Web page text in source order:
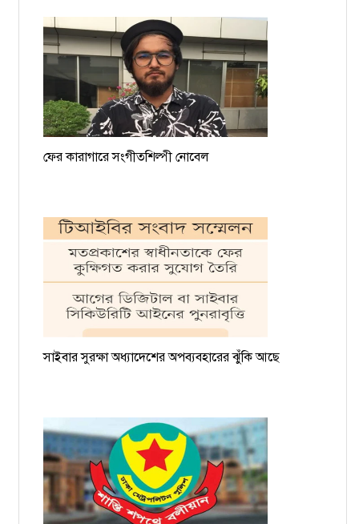
ফের কারাগারে সংগীতশিল্পী নোবেল
সাইবার সুরক্ষা অধ্যাদেশের অপব্যবহারের ঝুঁকি আছে